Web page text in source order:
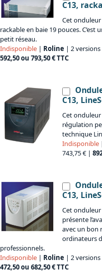
C13,
Cet onduleur
rackable en baie 19 pouces.
petit réseau.
Indisponible | Roline | 2 versions
592,50 ou 793,50 € TTC
C13,
Cet onduleur
régulation
technique
Indisponible
743,75 € |
C13,
Cet onduleur
présente
avec un bon
ordinateurs
professionnels.
Indisponible | Roline | 2 versions
472,50 ou 682,50 € TTC